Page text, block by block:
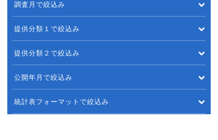
調査月で絞込み
提供分類１で絞込み
提供分類２で絞込み
公開年月で絞込み
統計表フォーマットで絞込み